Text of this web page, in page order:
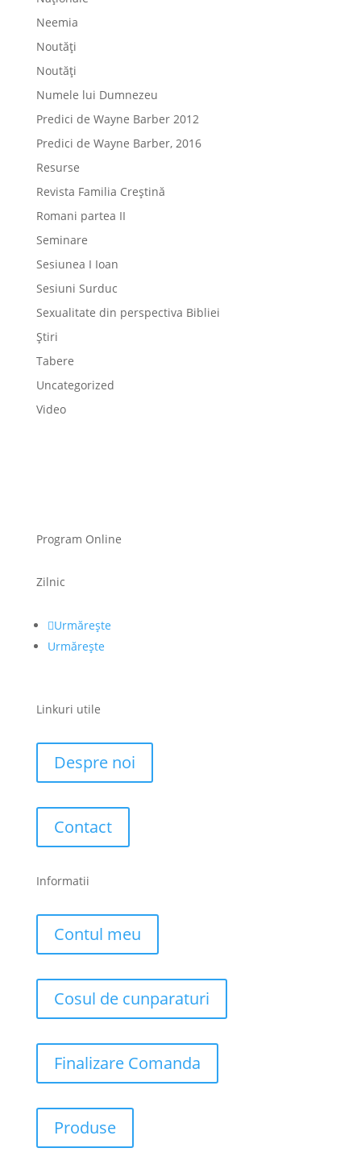
Neemia
Noutăți
Noutăți
Numele lui Dumnezeu
Predici de Wayne Barber 2012
Predici de Wayne Barber, 2016
Resurse
Revista Familia Creștină
Romani partea II
Seminare
Sesiunea I Ioan
Sesiuni Surduc
Sexualitate din perspectiva Bibliei
Știri
Tabere
Uncategorized
Video
Program Online
Zilnic
Urmărește
Urmărește
Linkuri utile
Despre noi
Contact
Informatii
Contul meu
Cosul de cunparaturi
Finalizare Comanda
Produse